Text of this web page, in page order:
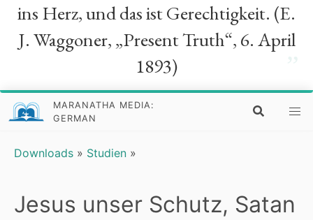
ins Herz, und das ist Gerechtigkeit. (E.
J. Waggoner, „Present Truth“, 6. April
1893)
MARANATHA MEDIA:
GERMAN
Downloads » Studien »
Jesus unser Schutz, Satan